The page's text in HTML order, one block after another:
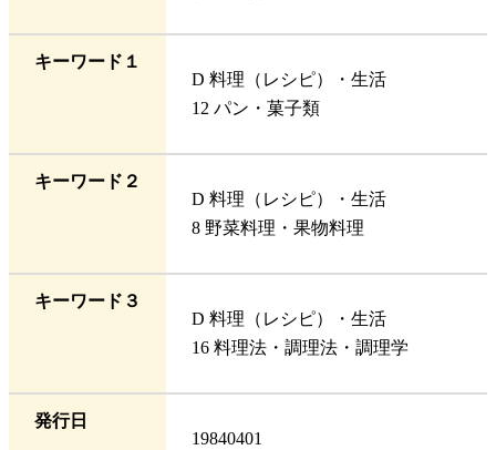
キーワード１
D 料理（レシピ）・生活
12 パン・菓子類
キーワード２
D 料理（レシピ）・生活
8 野菜料理・果物料理
キーワード３
D 料理（レシピ）・生活
16 料理法・調理法・調理学
発行日
19840401